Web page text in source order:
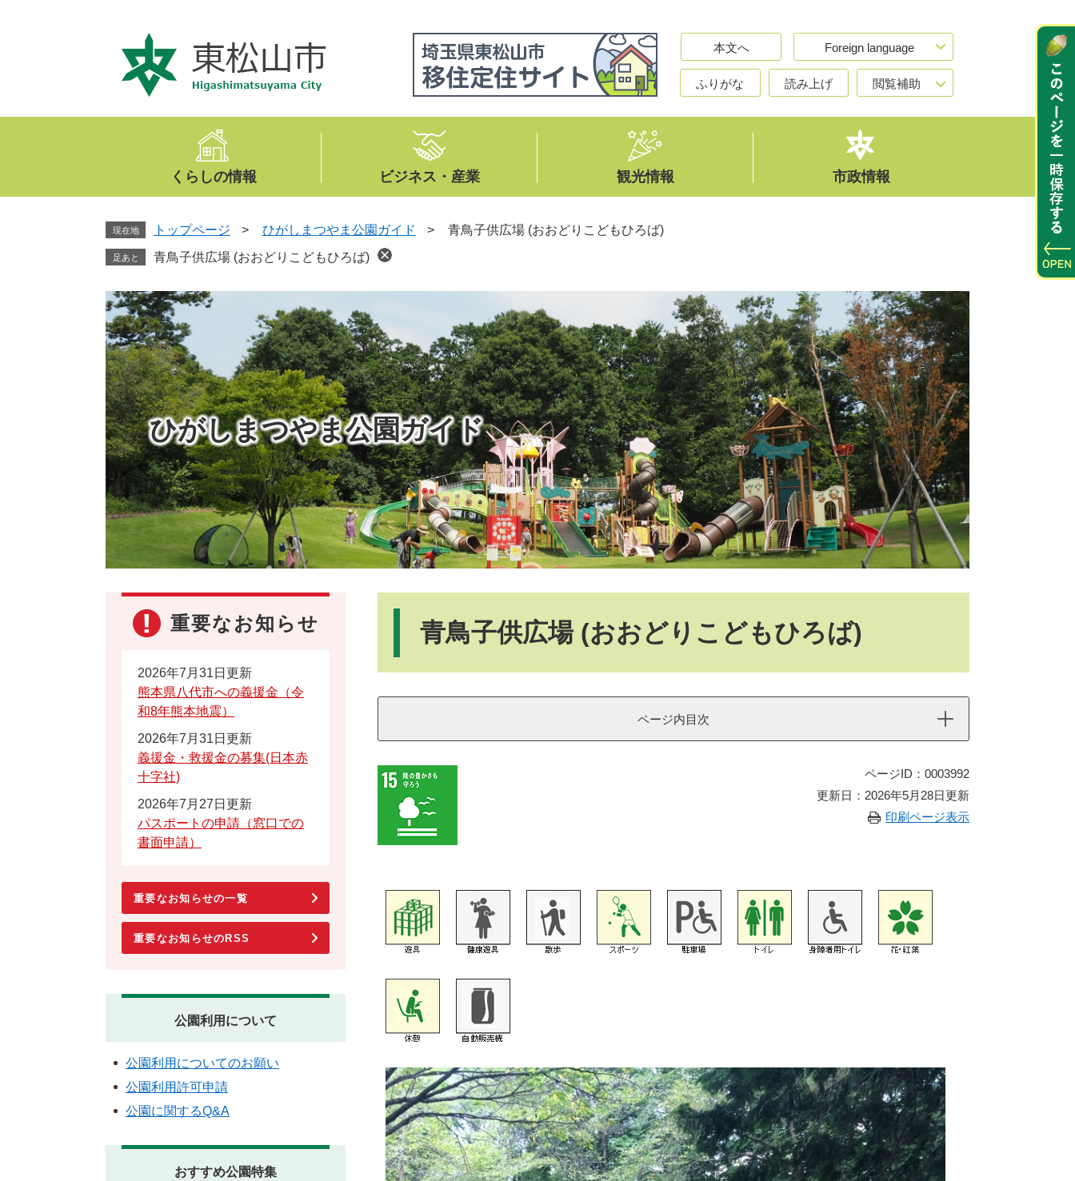
文
本文へ Foreign language
ふりがな 読み上げ 閲覧補助
くらしの情報 ビジネス・産業 観光情報 市政情報
現在地 トップページ > ひがしまつやま公園ガイド > 青鳥子供広場 (おおどりこどもひろば)
足あと 青鳥子供広場 (おおどりこどもひろば)
ひがしまつやま公園ガイド
青鳥子供広場 (おおどりこどもひろば)
ページ内目次
ページID：0003992
更新日：2026年5月28日更新
印刷ページ表示
重要なお知らせ
2026年7月31日更新
熊本県八代市への義援金（令
和8年熊本地震）
2026年7月31日更新
義援金・救援金の募集(日本赤
十字社)
2026年7月27日更新
パスポートの申請（窓口での
書面申請）
重要なお知らせの一覧
重要なお知らせのRSS
公園利用について
公園利用についてのお願い
公園利用許可申請
公園に関するQ&A
おすすめ公園特集